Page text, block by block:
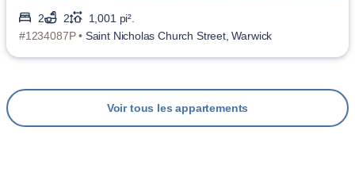
2 2
1,001 pi².
#1234087P • Saint Nicholas Church Street, Warwick
Voir tous les appartements